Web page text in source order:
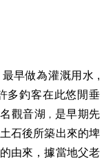
最早做為灌溉用水 ,
多釣客在此悠閒垂
觀音湖 ， 是早期先
石後所築出來的埤
由來，據當地父老